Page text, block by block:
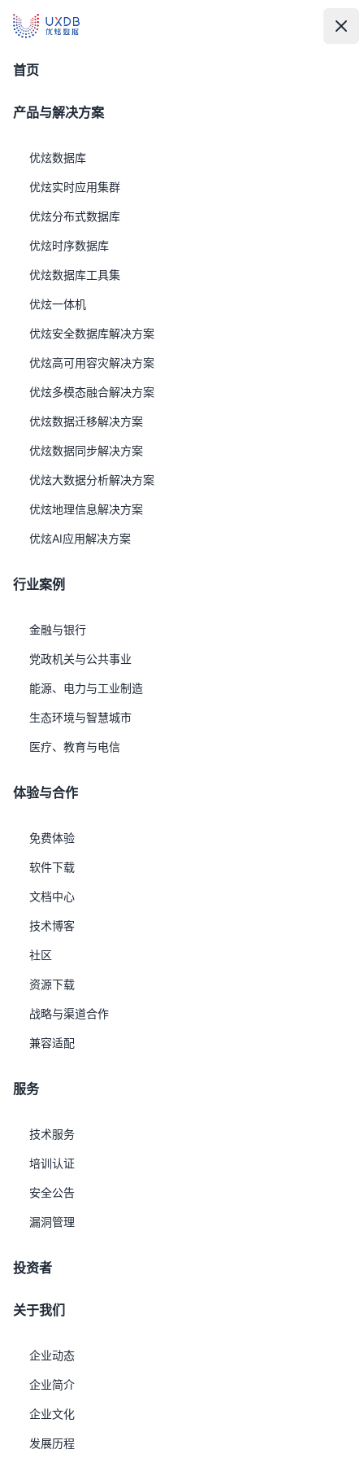
UXDB - 新一代全场景智能数据库
打
UXDB - 新一代全场景智能数据库
关
首页
产品与解决方案
优炫数据库
优炫实时应用集群
优炫分布式数据库
优炫时序数据库
优炫数据库工具集
优炫一体机
优炫安全数据库解决方案
优炫高可用容灾解决方案
优炫多模态融合解决方案
优炫数据迁移解决方案
优炫数据同步解决方案
优炫大数据分析解决方案
优炫地理信息解决方案
优炫AI应用解决方案
行业案例
金融与银行
党政机关与公共事业
能源、电力与工业制造
生态环境与智慧城市
医疗、教育与电信
体验与合作
免费体验
软件下载
文档中心
技术博客
社区
资源下载
战略与渠道合作
兼容适配
服务
技术服务
培训认证
安全公告
漏洞管理
投资者
关于我们
企业动态
企业简介
企业文化
发展历程
优炫多模态融合解决方案
随着企业数字化转型进入深水区，数据类型从单一结构化记
录向多模态混合形态急剧演变——海量非结构化文档、高精
度图像视频、半结构化JSON/XML、物联网时序数据、空
计，难以在同一平台高效处理多样化数据，导致企业不得不
搭建多个异构存储系统，形成新的数据孤岛，开发成本高
企、跨模态分析困难、运维复杂度激增。构建统一的多模态
数据融合平台，已成为企业挖掘数据全价值、加速业务创新
需求
统一存储与管理
非结构化数据（文档、图片、音视频）以及大对象数据
高性能大对象处理
实现TB级大对象数据的高效存取、流式读写，支持分块上
半结构化数据查询
原生支持JSON/XML数据类型的存储、索引与高效查询，
兼容SQL/NoSQL双模访问，适应互联网级应用开发习惯。
内置时序引擎与空间引擎，支持海量物联网传感器数据的压
跨模态关联分析
打破数据类型边界，实现结构化数据与非结构化内容（如文
解决方案
优炫多模态融合解决方案以优炫数据库（UXDB）为核心，
通过统一SQL引擎、多模存储架构与智能计算能力，构建
多模态数据类型支持
结构化数据：支持标准SQL数据类型与ACID事务，兼容
Oracle/MySQL语法。
询、索引优化及函数扩展，支持Schema-less灵活建模。
存储，提供流式读写接口与分块上传机制。
物联网时序数据
空间地理数据
引，提供200+空间函数，无缝对接GIS生态。
数字档案/内容管理
智能制造
智慧城市：整合人口基础库、物联网感知数据、地理信息图
层，支撑城市运行态势一图感知。
互联网应用
融合存储与智能分区